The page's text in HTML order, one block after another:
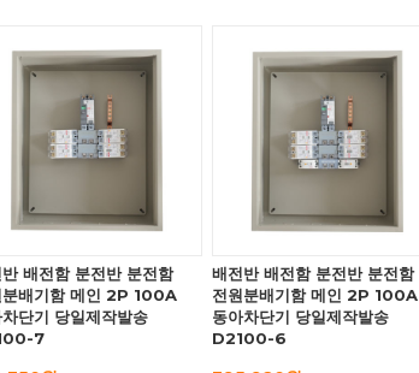
배전함 분전반 분전함
분배기함 메인 2P 100A
차단기 당일제작발송
7
배전반 배전함 분전반 분전함
전원분배기함 메인 2P 100A
동아차단기 당일제작발송
D2100-6